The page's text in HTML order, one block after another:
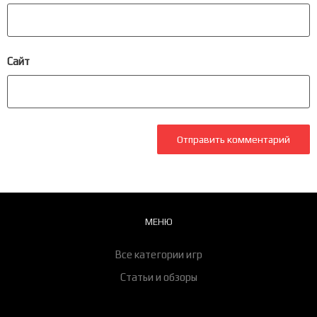
Сайт
МЕНЮ
Все категории игр
Статьи и обзоры